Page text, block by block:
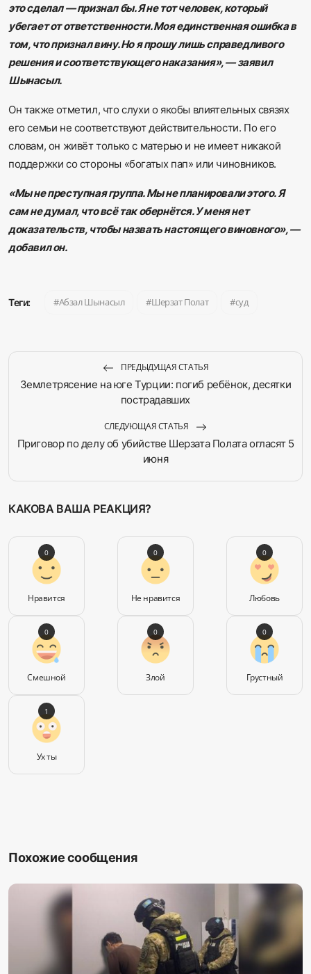
это сделал — признал бы. Я не тот человек, который
убегает от ответственности. Моя единственная ошибка в
том, что признал вину. Но я прошу лишь справедливого
решения и соответствующего наказания», — заявил
Шынасыл.
Он также отметил, что слухи о якобы влиятельных связях
его семьи не соответствуют действительности. По его
словам, он живёт только с матерью и не имеет никакой
поддержки со стороны «богатых пап» или чиновников.
«Мы не преступная группа. Мы не планировали этого. Я
сам не думал, что всё так обернётся. У меня нет
доказательств, чтобы назвать настоящего виновного», —
добавил он.
Теги: Абзал Шынасыл Шерзат Полат суд
ПРЕДЫДУЩАЯ СТАТЬЯ
Землетрясение на юге Турции: погиб ребёнок, десятки
пострадавших
СЛЕДУЮЩАЯ СТАТЬЯ
Приговор по делу об убийстве Шерзата Полата огласят 5
июня
КАКОВА ВАША РЕАКЦИЯ?
Нравится
0
Не нравится
0
Любовь
0
Смешной
0
Злой
0
Грустный
0
Ух ты
1
Похожие сообщения